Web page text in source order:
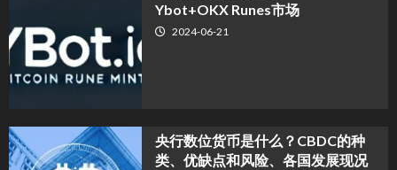
Ybot+OKX Runes市场
2024-06-21
央行数位货币是什么？CBDC的种
类、优缺点和风险、各国发展现况